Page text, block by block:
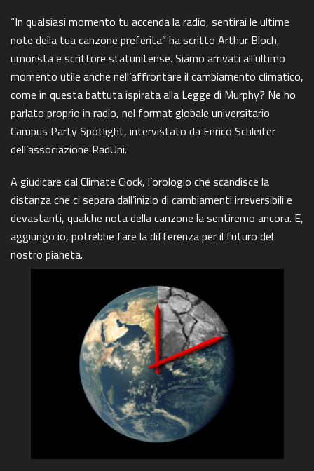
“In qualsiasi momento tu accenda la radio, sentirai le ultime
note della tua canzone preferita” ha scritto Arthur Bloch,
umorista e scrittore statunitense. Siamo arrivati all’ultimo
momento utile anche nell’affrontare il cambiamento climatico,
come in questa battuta ispirata alla Legge di Murphy? Ne ho
parlato proprio in radio, nel format globale universitario
Campus Party Spotlight, intervistato da Enrico Schleifer
dell’associazione RadUni.
A giudicare dal Climate Clock, l’orologio che scandisce la
distanza che ci separa dall’inizio di cambiamenti irreversibili e
devastanti, qualche nota della canzone la sentiremo ancora. E,
aggiungo io, potrebbe fare la differenza per il futuro del
nostro pianeta.